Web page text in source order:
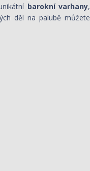
barokní varhany,
děl na palubě můžete